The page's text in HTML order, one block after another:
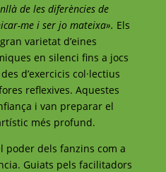
de les diferències de
me i ser jo mateixa». Els
varietat d’eines
en silenci fins a jocs
d’exercicis col·lectius
reflexives. Aquestes
i van preparar el
més profund.
poder dels fanzins com a
Guiats pels facilitadors